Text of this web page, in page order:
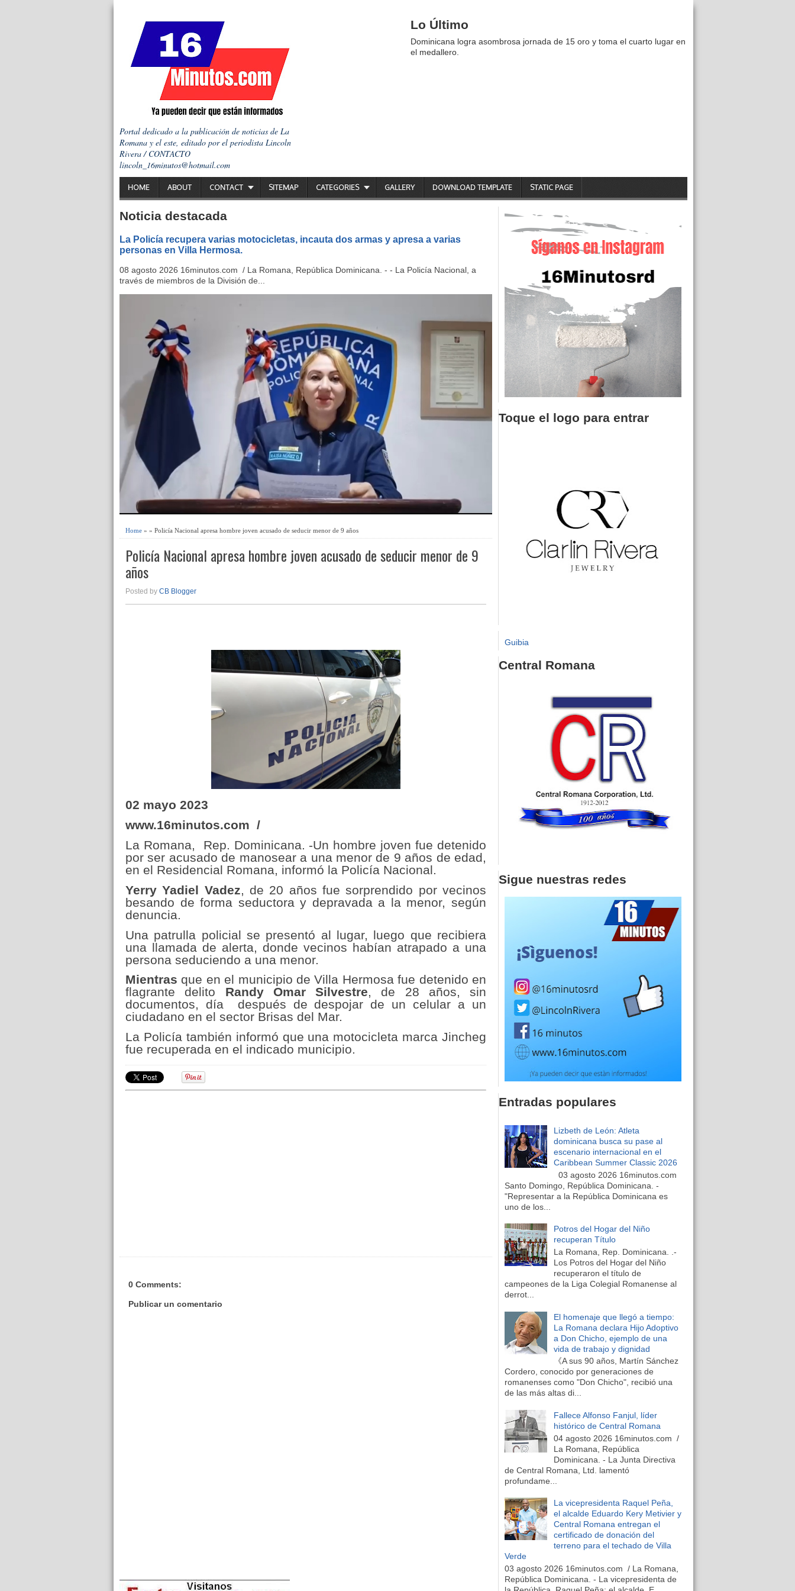
Portal dedicado a la publicación de noticias de La
Romana y el este, editado por el periodista Lincoln
Rivera / CONTACTO
lincoln_16minutos@hotmail.com
Lo Último
Dominicana logra asombrosa jornada de 15 oro y toma el cuarto lugar en
el medallero.
HOME ABOUT CONTACT SITEMAP CATEGORIES GALLERY DOWNLOAD TEMPLATE STATIC PAGE
Noticia destacada
La Policía recupera varias motocicletas, incauta dos armas y apresa a varias
personas en Villa Hermosa.
08 agosto 2026 16minutos.com / La Romana, República Dominicana. - - La Policía Nacional, a
través de miembros de la División de...
Home » » Policía Nacional apresa hombre joven acusado de seducir menor de 9 años
Policía Nacional apresa hombre joven acusado de seducir menor de 9
años
Posted by CB Blogger
02 mayo 2023
www.16minutos.com /
La Romana, Rep. Dominicana. -Un hombre joven fue detenido
por ser acusado de manosear a una menor de 9 años de edad,
en el Residencial Romana, informó la Policía Nacional.
Yerry Yadiel Vadez, de 20 años fue sorprendido por vecinos
besando de forma seductora y depravada a la menor, según
denuncia.
Una patrulla policial se presentó al lugar, luego que recibiera
una llamada de alerta, donde vecinos habían atrapado a una
persona seduciendo a una menor.
Mientras que en el municipio de Villa Hermosa fue detenido en
flagrante delito Randy Omar Silvestre, de 28 años, sin
documentos, día después de despojar de un celular a un
ciudadano en el sector Brisas del Mar.
La Policía también informó que una motocicleta marca Jincheg
fue recuperada en el indicado municipio.
0 Comments:
Publicar un comentario
Toque el logo para entrar
Guibia
Central Romana
Sigue nuestras redes
Entradas populares
Lizbeth de León: Atleta
dominicana busca su pase al
escenario internacional en el
Caribbean Summer Classic 2026
03 agosto 2026 16minutos.com
Santo Domingo, República Dominicana. -
"Representar a la República Dominicana es
uno de los...
Potros del Hogar del Niño
recuperan Título
La Romana, Rep. Dominicana. .-
Los Potros del Hogar del Niño
recuperaron el título de
campeones de la Liga Colegial Romanense al
derrot...
El homenaje que llegó a tiempo:
La Romana declara Hijo Adoptivo
a Don Chicho, ejemplo de una
vida de trabajo y dignidad
《A sus 90 años, Martín Sánchez
Cordero, conocido por generaciones de
romanenses como "Don Chicho", recibió una
de las más altas di...
Fallece Alfonso Fanjul, líder
histórico de Central Romana
04 agosto 2026 16minutos.com /
La Romana, República
Dominicana. - La Junta Directiva
de Central Romana, Ltd. lamentó
profundame...
La vicepresidenta Raquel Peña,
el alcalde Eduardo Kery Metivier y
Central Romana entregan el
certificado de donación del
terreno para el techado de Villa
Verde
03 agosto 2026 16minutos.com / La Romana,
República Dominicana. - La vicepresidenta de